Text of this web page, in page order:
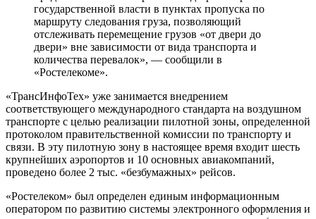
государственной власти в пунктах пропуска по
маршруту следования груза, позволяющий
отслеживать перемещение грузов «от двери до
двери» вне зависимости от вида транспорта и
количества перевалок», — сообщили в
«Ростелекоме».
«ТрансИнфоТех» уже занимается внедрением
соответствующего международного стандарта на воздушном
транспорте с целью реализации пилотной зоны, определенной
протоколом правительственной комиссии по транспорту и
связи. В эту пилотную зону в настоящее время входит шесть
крупнейших аэропортов и 10 основных авиакомпаний,
проведено более 2 тыс. «безбумажных» рейсов.
«Ростелеком» был определен единым информационным
оператором по развитию системы электронного оформления и